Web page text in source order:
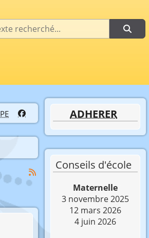
ADHERER
Conseils d'école
Maternelle
3 novembre 2025
12 mars 2026
4 juin 2026